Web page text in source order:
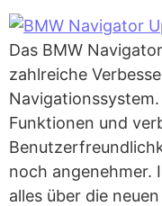
Das BMW
zahlreiche
Funktionen und
noch angenehmer.
alles über die